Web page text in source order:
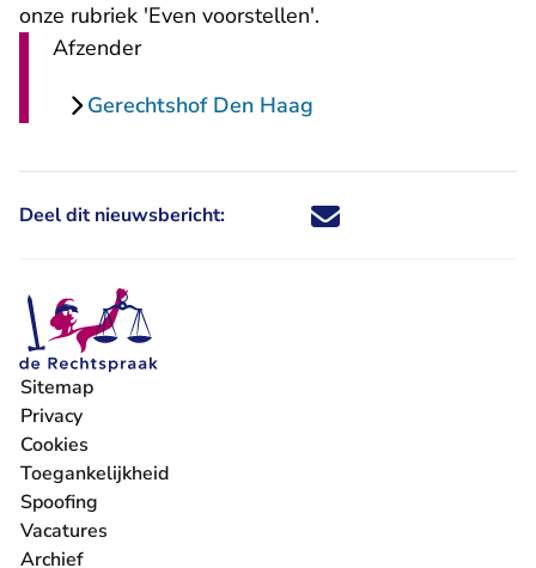
onze rubriek 'Even voorstellen'.
Afzender
Gerechtshof Den Haag
Deel dit nieuwsbericht: Deel dit nieuwsbericht via X -
Deel dit nieuwsbericht via
Deel dit nieuwsbericht
Deel dit
Sitemap
Privacy
Cookies
Toegankelijkheid
Spoofing
Vacatures
- U verlaat Rechtspraak.nl
Archief